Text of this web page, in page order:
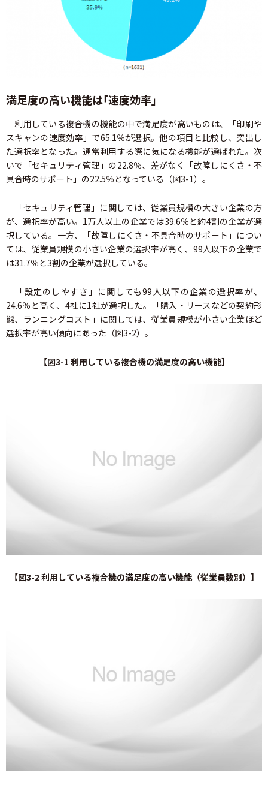
満足度の高い機能は「速度効率」
利用している複合機の機能の中で満足度が高いものは、「印刷や
スキャンの速度効率」で65.1％が選択。他の項目と比較し、突出し
た選択率となった。通常利用する際に気になる機能が選ばれた。次
いで「セキュリティ管理」の22.8％、差がなく「故障しにくさ・不
具合時のサポート」の22.5％となっている（図3-1）。
「セキュリティ管理」に関しては、従業員規模の大きい企業の方
が、選択率が高い。1万人以上の企業では39.6％と約4割の企業が選
択している。一方、「故障しにくさ・不具合時のサポート」につい
ては、従業員規模の小さい企業の選択率が高く、99人以下の企業で
は31.7％と3割の企業が選択している。
「設定のしやすさ」に関しても99人以下の企業の選択率が、
24.6％と高く、4社に1社が選択した。「購入・リースなどの契約形
態、ランニングコスト」に関しては、従業員規模が小さい企業ほど
選択率が高い傾向にあった（図3-2）。
【図3-1 利用している複合機の満足度の高い機能】
【図3-2 利用している複合機の満足度の高い機能（従業員数別）】